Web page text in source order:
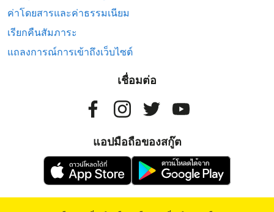
ค่าโดยสารและค่าธรรมเนียม
เรียกคืนสัมภาระ
แถลงการณ์การเข้าถึงเว็บไซต์
เชื่อมต่อ
แอปมือถือของสกู๊ต